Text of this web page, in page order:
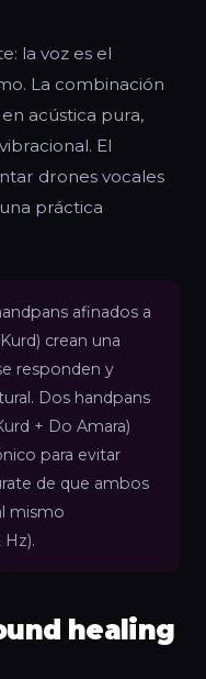
la voz es el
La combinación
acústica pura,
El
drones vocales
práctica
afinados a
crean una
responden y
Dos handpans
+ Do Amara)
para evitar
de que ambos
mismo
healing